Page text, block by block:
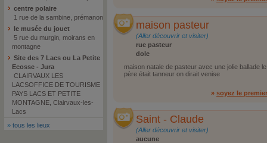
centre polaire
1 rue de la sambine, prémanon
le musée du jouet
5 rue du murgin, moirans en
montagne
Site des 7 Lacs ou La Petite
Ecosse - Jura
CLAIRVAUX LES
LACSOFFICE DE TOURISME
PAYS LACS ET PETITE
MONTAGNE, Clairvaux-les-
Lacs
» tous les lieux
maison pasteur
(Aller découvrir et visiter)
rue pasteur
dole
maison natale de pasteur avec une jolie ballade
père était tanneur on dirait venise
» soyez le
Saint - Claude
(Aller découvrir et visiter)
aucune